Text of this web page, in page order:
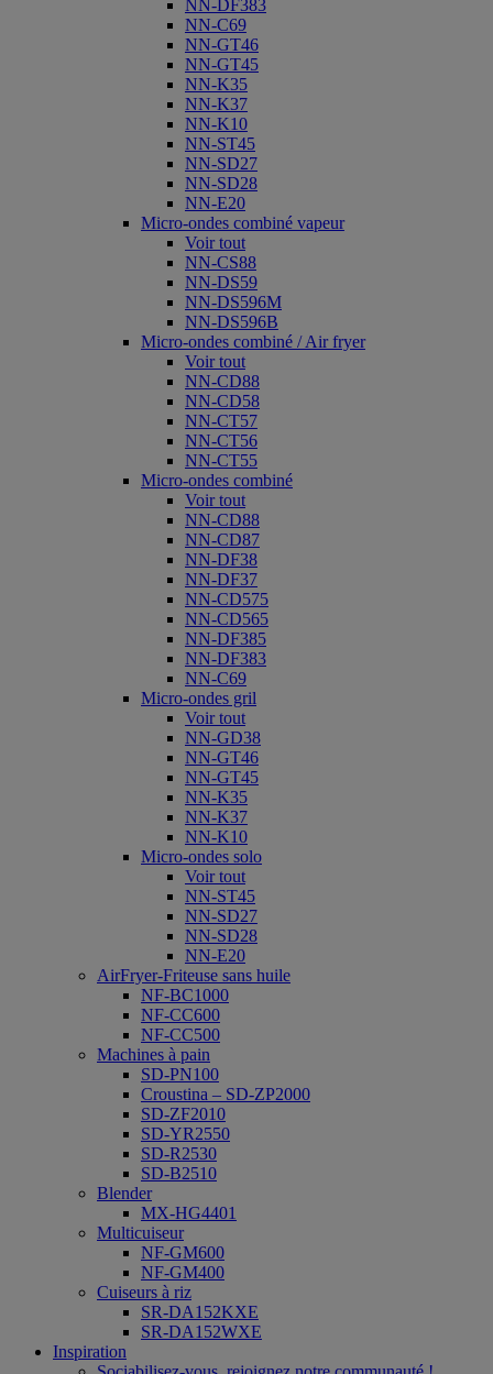
NN-DF383
NN-C69
NN-GT46
NN-GT45
NN-K35
NN-K37
NN-K10
NN-ST45
NN-SD27
NN-SD28
NN-E20
Micro-ondes combiné vapeur
Voir tout
NN-CS88
NN-DS59
NN-DS596M
NN-DS596B
Micro-ondes combiné / Air fryer
Voir tout
NN-CD88
NN-CD58
NN-CT57
NN-CT56
NN-CT55
Micro-ondes combiné
Voir tout
NN-CD88
NN-CD87
NN-DF38
NN-DF37
NN-CD575
NN-CD565
NN-DF385
NN-DF383
NN-C69
Micro-ondes gril
Voir tout
NN-GD38
NN-GT46
NN-GT45
NN-K35
NN-K37
NN-K10
Micro-ondes solo
Voir tout
NN-ST45
NN-SD27
NN-SD28
NN-E20
AirFryer-Friteuse sans huile
NF-BC1000
NF-CC600
NF-CC500
Machines à pain
SD-PN100
Croustina – SD-ZP2000
SD-ZF2010
SD-YR2550
SD-R2530
SD-B2510
Blender
MX-HG4401
Multicuiseur
NF-GM600
NF-GM400
Cuiseurs à riz
SR-DA152KXE
SR-DA152WXE
Inspiration